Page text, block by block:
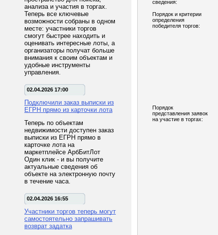
анализа и участия в торгах.
Теперь все ключевые
возможности собраны в одном
месте: участники торгов
смогут быстрее находить и
оценивать интересные лоты, а
организаторы получат больше
внимания к своим объектам и
удобные инструменты
управления.
02.04.2026 17:00
Подключили заказ выписки из
ЕГРН прямо из карточки лота
Теперь по объектам
недвижимости доступен заказ
выписки из ЕГРН прямо в
карточке лота на
маркетплейсе АрбБитЛот
Один клик - и вы получите
актуальные сведения об
объекте на электронную почту
в течение часа.
02.04.2026 16:55
Участники торгов теперь могут
самостоятельно запрашивать
возврат задатка
сведения:
Порядок и критерии
определения
победителя торгов:
Порядок
представления заявок
на участие в торгах: